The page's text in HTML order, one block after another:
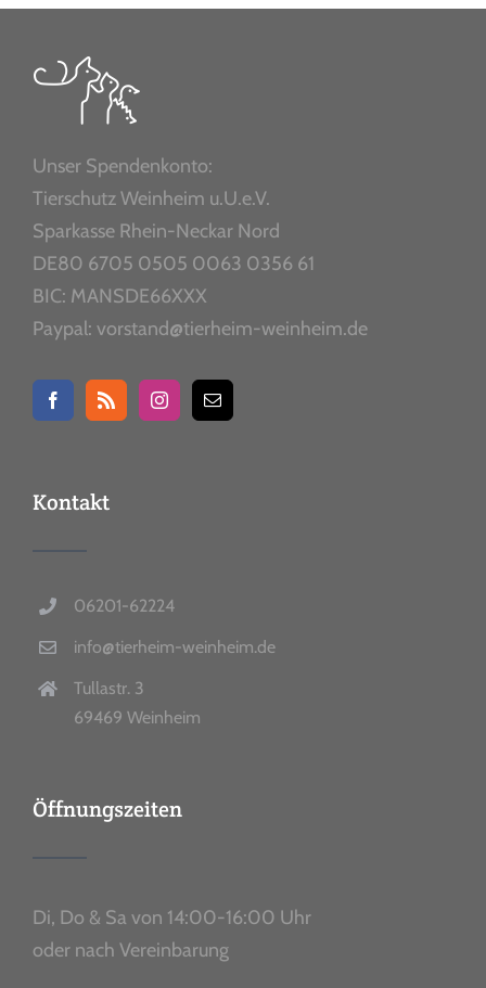
Unser Spendenkonto:
Tierschutz Weinheim u.U.e.V.
Sparkasse Rhein-Neckar Nord
DE80 6705 0505 0063 0356 61
BIC: MANSDE66XXX
Paypal: vorstand@tierheim-weinheim.de
Kontakt
06201-62224
info@tierheim-weinheim.de
Tullastr. 3
69469 Weinheim
Öffnungszeiten
Di, Do & Sa von 14:00-16:00 Uhr
oder nach Vereinbarung